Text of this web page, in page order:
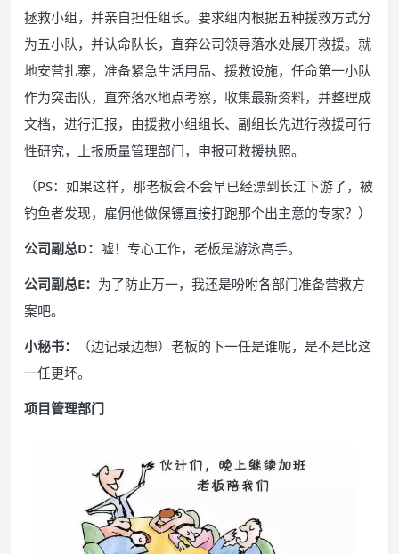
拯救小组，并亲自担任组长。要求组内根据五种援救方式分
为五小队，并认命队长，直奔公司领导落水处展开救援。就
地安营扎寨，准备紧急生活用品、援救设施，任命第一小队
作为突击队，直奔落水地点考察，收集最新资料，并整理成
文档，进行汇报，由援救小组组长、副组长先进行救援可行
性研究，上报质量管理部门，申报可救援执照。
（PS：如果这样，那老板会不会早已经漂到长江下游了，被
钓鱼者发现，雇佣他做保镖直接打跑那个出主意的专家？）
公司副总D： 嘘！专心工作，老板是游泳高手。
公司副总E： 为了防止万一，我还是吩咐各部门准备营救方
案吧。
小秘书：
（边记录边想）老板的下一任是谁呢，是不是比这
一任更坏。
项目管理部门